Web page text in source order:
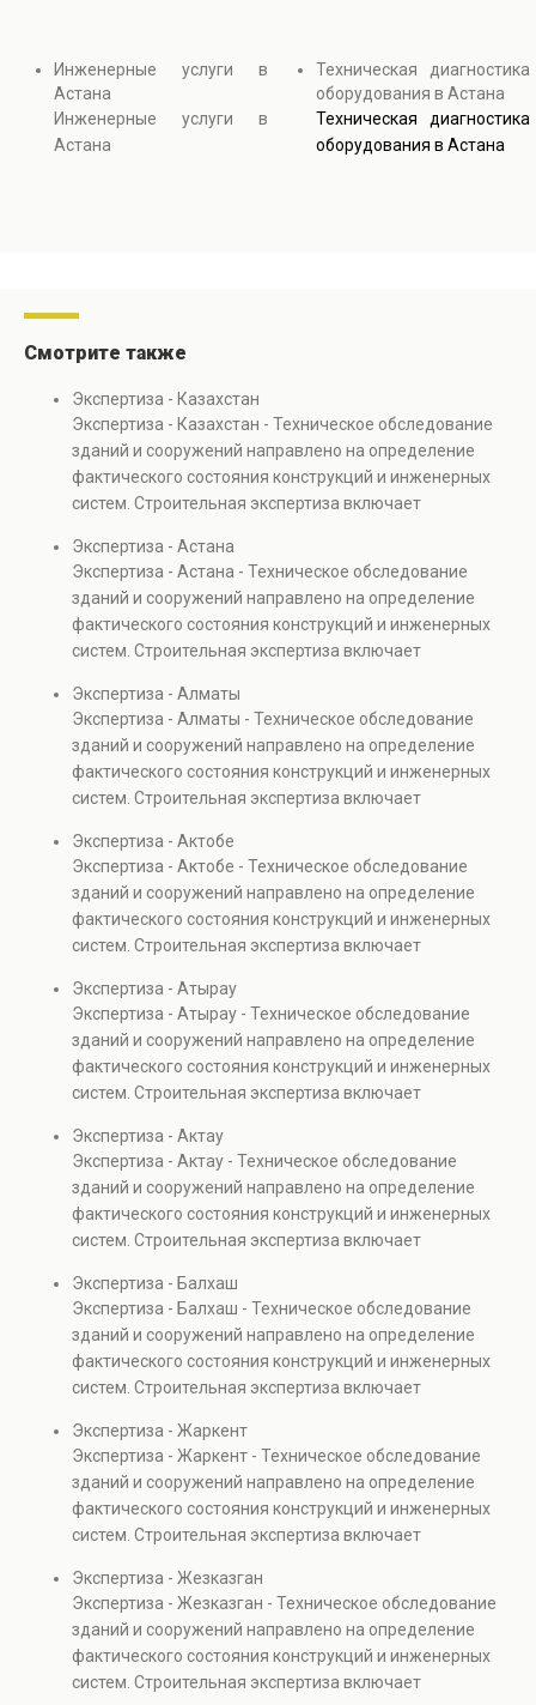
Инженерные услуги в
Астана
Инженерные услуги в
Астана
Техническая диагностика
оборудования в Астана
Техническая диагностика
оборудования в Астана
Смотрите также
Экспертиза - Казахстан
Экспертиза - Казахстан - Техническое обследование
зданий и сооружений направлено на определение
фактического состояния конструкций и инженерных
систем. Строительная экспертиза включает
элементов и оценку эксплуатационной безопасности.
Услуга востребована при покупке недвижимости,
капитальном ремонте и реконструкции объектов, а
также при судебных разбирательствах и технических
проверках.
Экспертиза - Астана
Экспертиза - Астана - Техническое обследование
зданий и сооружений направлено на определение
фактического состояния конструкций и инженерных
систем. Строительная экспертиза включает
элементов и оценку эксплуатационной безопасности.
Услуга востребована при покупке недвижимости,
капитальном ремонте и реконструкции объектов, а
также при судебных разбирательствах и технических
проверках.
Экспертиза - Алматы
Экспертиза - Алматы - Техническое обследование
зданий и сооружений направлено на определение
фактического состояния конструкций и инженерных
систем. Строительная экспертиза включает
элементов и оценку эксплуатационной безопасности.
Услуга востребована при покупке недвижимости,
капитальном ремонте и реконструкции объектов, а
также при судебных разбирательствах и технических
проверках.
Экспертиза - Актобе
Экспертиза - Актобе - Техническое обследование
зданий и сооружений направлено на определение
фактического состояния конструкций и инженерных
систем. Строительная экспертиза включает
элементов и оценку эксплуатационной безопасности.
Услуга востребована при покупке недвижимости,
капитальном ремонте и реконструкции объектов, а
также при судебных разбирательствах и технических
проверках.
Экспертиза - Атырау
Экспертиза - Атырау - Техническое обследование
зданий и сооружений направлено на определение
фактического состояния конструкций и инженерных
систем. Строительная экспертиза включает
элементов и оценку эксплуатационной безопасности.
Услуга востребована при покупке недвижимости,
капитальном ремонте и реконструкции объектов, а
также при судебных разбирательствах и технических
проверках.
Экспертиза - Актау
Экспертиза - Актау - Техническое обследование
зданий и сооружений направлено на определение
фактического состояния конструкций и инженерных
систем. Строительная экспертиза включает
элементов и оценку эксплуатационной безопасности.
Услуга востребована при покупке недвижимости,
капитальном ремонте и реконструкции объектов, а
также при судебных разбирательствах и технических
проверках.
Экспертиза - Балхаш
Экспертиза - Балхаш - Техническое обследование
зданий и сооружений направлено на определение
фактического состояния конструкций и инженерных
систем. Строительная экспертиза включает
элементов и оценку эксплуатационной безопасности.
Услуга востребована при покупке недвижимости,
капитальном ремонте и реконструкции объектов, а
также при судебных разбирательствах и технических
проверках.
Экспертиза - Жаркент
Экспертиза - Жаркент - Техническое обследование
зданий и сооружений направлено на определение
фактического состояния конструкций и инженерных
систем. Строительная экспертиза включает
элементов и оценку эксплуатационной безопасности.
Услуга востребована при покупке недвижимости,
капитальном ремонте и реконструкции объектов, а
также при судебных разбирательствах и технических
проверках.
Экспертиза - Жезказган
Экспертиза - Жезказган - Техническое обследование
зданий и сооружений направлено на определение
фактического состояния конструкций и инженерных
систем. Строительная экспертиза включает